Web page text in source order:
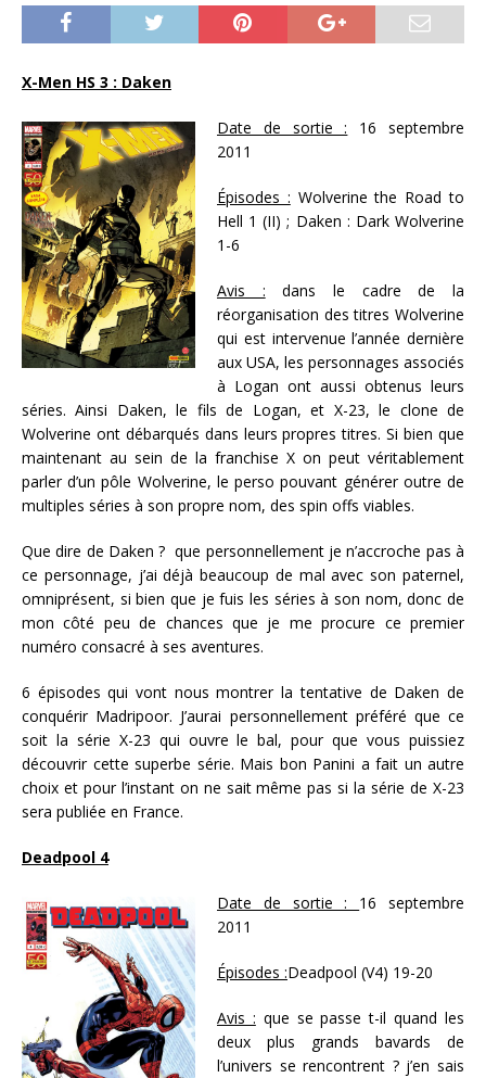
X-Men HS 3 : Daken
Date de sortie : 16 septembre
2011
Épisodes : Wolverine the Road to
Hell 1 (II) ; Daken : Dark Wolverine
1-6
Avis : dans le cadre de la
réorganisation des titres Wolverine
qui est intervenue l’année dernière
aux USA, les personnages associés
à Logan ont aussi obtenus leurs
séries. Ainsi Daken, le fils de Logan, et X-23, le clone de
Wolverine ont débarqués dans leurs propres titres. Si bien que
maintenant au sein de la franchise X on peut véritablement
parler d’un pôle Wolverine, le perso pouvant générer outre de
multiples séries à son propre nom, des spin offs viables.
Que dire de Daken ? que personnellement je n’accroche pas à
ce personnage, j’ai déjà beaucoup de mal avec son paternel,
omniprésent, si bien que je fuis les séries à son nom, donc de
mon côté peu de chances que je me procure ce premier
numéro consacré à ses aventures.
6 épisodes qui vont nous montrer la tentative de Daken de
conquérir Madripoor. J’aurai personnellement préféré que ce
soit la série X-23 qui ouvre le bal, pour que vous puissiez
découvrir cette superbe série. Mais bon Panini a fait un autre
choix et pour l’instant on ne sait même pas si la série de X-23
sera publiée en France.
Deadpool 4
Date de sortie : 16 septembre
2011
Épisodes :Deadpool (V4) 19-20
Avis : que se passe t-il quand les
deux plus grands bavards de
l’univers se rencontrent ? j’en sais